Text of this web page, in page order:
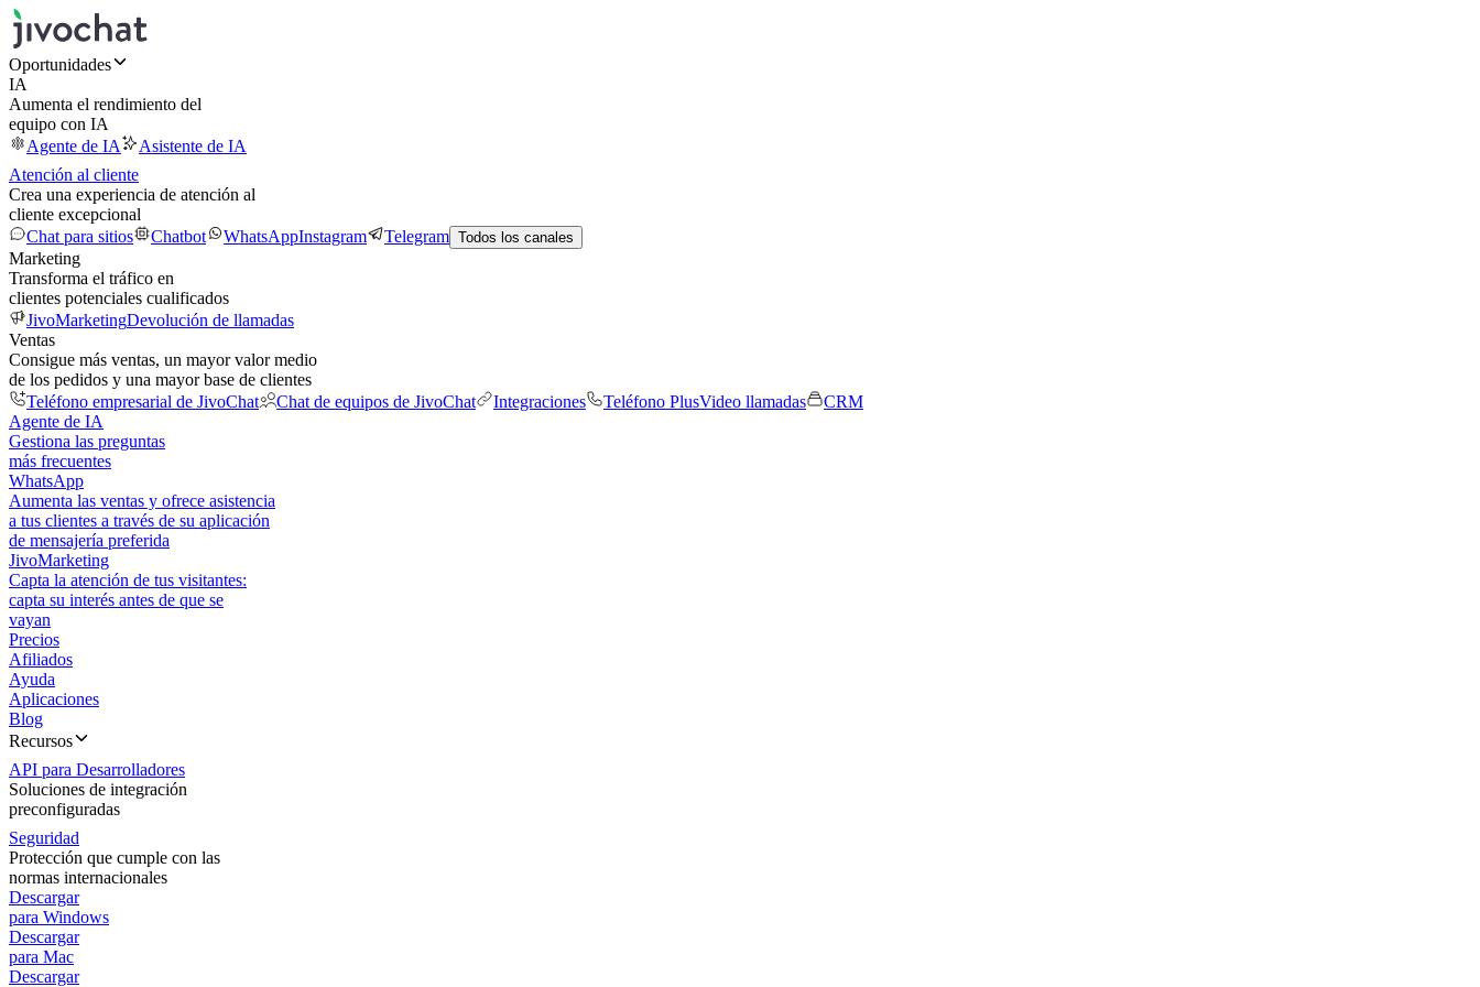
Oportunidades
IA
Aumenta el rendimiento del
equipo con IA
Agente de IA
Asistente de IA
Atención al cliente
Crea una experiencia de atención al
cliente excepcional
Chat para sitios
Chatbot WhatsAppInstagram Telegram Todos los canales
Marketing
Transforma el tráfico en
clientes potenciales cualificados
JivoMarketingDevolución de llamadas
Ventas
Consigue más ventas, un mayor valor medio
de los pedidos y una mayor base de clientes
Teléfono empresarial de JivoChat
Chat de equipos de JivoChat Integraciones Teléfono PlusVideo llamadas
CRM
Agente de IA
Gestiona las preguntas
más frecuentes
WhatsApp
Aumenta las ventas y ofrece asistencia
a tus clientes a través de su aplicación
de mensajería preferida
JivoMarketing
Capta la atención de tus visitantes:
capta su interés antes de que se
vayan
Precios
Afiliados
Ayuda
Aplicaciones
Blog
Recursos
API para Desarrolladores
Soluciones de integración
preconfiguradas
Seguridad
Protección que cumple con las
normas internacionales
Descargar
para Windows
Descargar
para Mac
Descargar